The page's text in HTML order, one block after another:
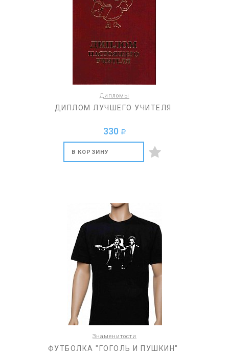
Дипломы
ДИПЛОМ ЛУЧШЕГО УЧИТЕЛЯ
330 a
В КОРЗИНУ
Знаменитости
ФУТБОЛКА "ГОГОЛЬ И ПУШКИН"